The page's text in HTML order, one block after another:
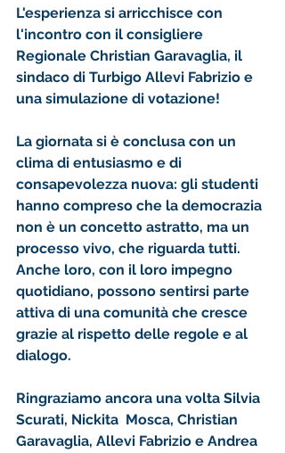
L'esperienza si arricchisce con
l'incontro con il consigliere
Regionale Christian Garavaglia, il
sindaco di Turbigo Allevi Fabrizio e
una simulazione di votazione!
La giornata si è conclusa con un
clima di entusiasmo e di
consapevolezza nuova: gli studenti
hanno compreso che la democrazia
non è un concetto astratto, ma un
processo vivo, che riguarda tutti.
Anche loro, con il loro impegno
quotidiano, possono sentirsi parte
attiva di una comunità che cresce
grazie al rispetto delle regole e al
dialogo.
Ringraziamo ancora una volta Silvia
Scurati, Nickita  Mosca, Christian
Garavaglia, Allevi Fabrizio e Andrea